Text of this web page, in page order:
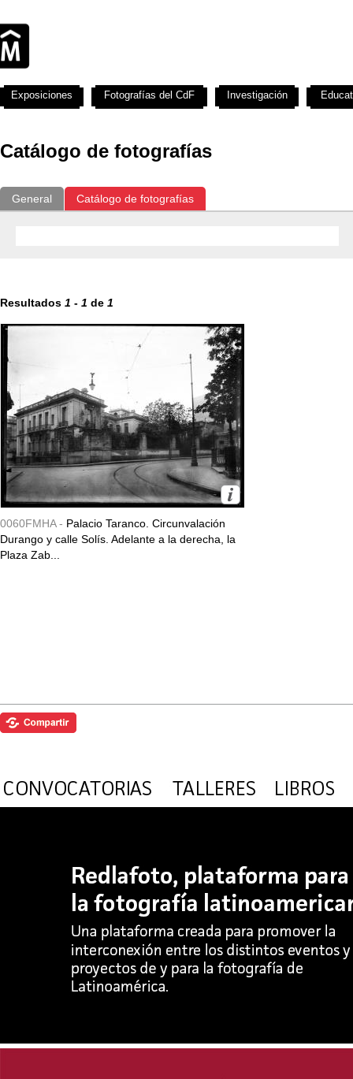
Catálogo de fotografías
General Catálogo de fotografías
Resultados 1 - 1 de 1
0060FMHA - Palacio Taranco. Circunvalación
Durango y calle Solís. Adelante a la derecha, la
Plaza Zab...
Exposiciones Fotografías del CdF Investigación